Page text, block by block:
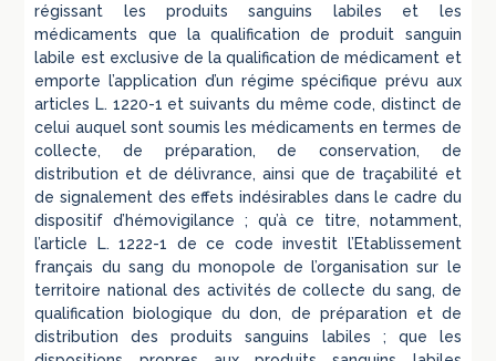
régissant les produits sanguins labiles et les
médicaments que la qualification de produit sanguin
labile est exclusive de la qualification de médicament et
emporte l’application d’un régime spécifique prévu aux
articles L. 1220-1 et suivants du même code, distinct de
celui auquel sont soumis les médicaments en termes de
collecte, de préparation, de conservation, de
distribution et de délivrance, ainsi que de traçabilité et
de signalement des effets indésirables dans le cadre du
dispositif d’hémovigilance ; qu’à ce titre, notamment,
l’article L. 1222-1 de ce code investit l’Etablissement
français du sang du monopole de l’organisation sur le
territoire national des activités de collecte du sang, de
qualification biologique du don, de préparation et de
distribution des produits sanguins labiles ; que les